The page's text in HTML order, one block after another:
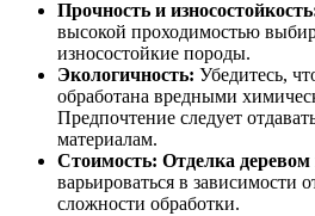
Прочность и
высокой проходимостью
износостойкие породы.
Экологичность: Убедитесь,
обработана вредными
Предпочтение следует
материалам.
Стоимость: Отделка
варьироваться в зависимости
сложности обработки.